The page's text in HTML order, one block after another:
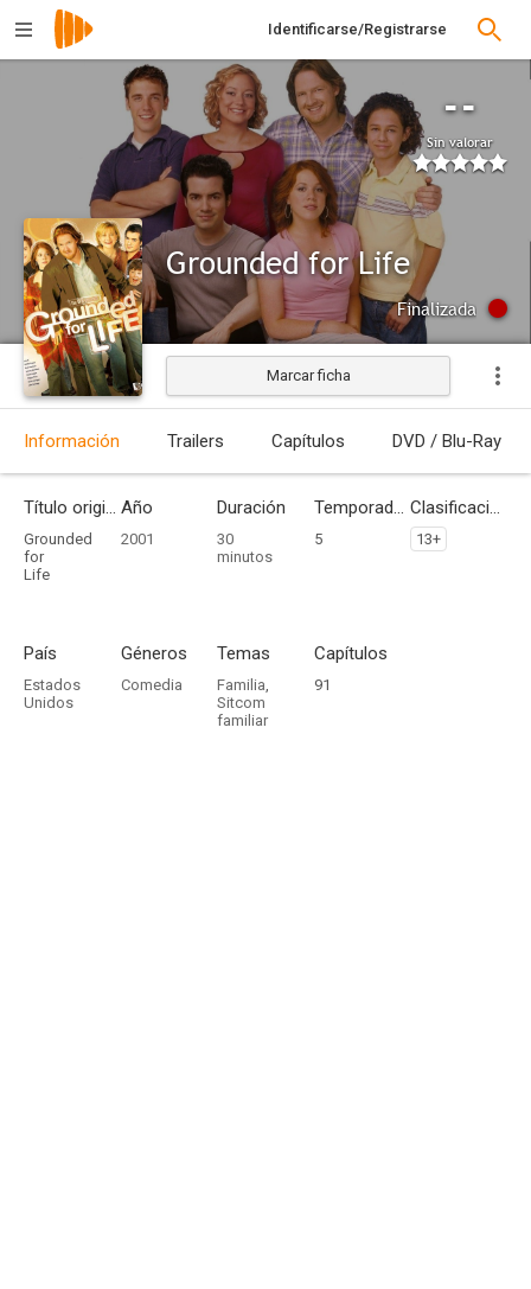
Identificarse/Registrarse
--
Sin valorar
Grounded for Life
Finalizada
Marcar ficha
Información Trailers Capítulos DVD / Blu-Ray
Título original
Grounded
for
Life
Año
2001
Duración
30
minutos
Temporadas
5
Clasificación por edades
13+
País
Estados
Unidos
Géneros
Comedia
Temas
Familia,
Sitcom
familiar
Capítulos
91